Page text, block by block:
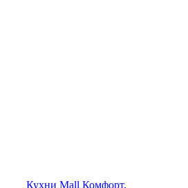
Кухни Mall Комфорт,